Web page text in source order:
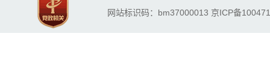
网站标识码：bm37000013 京ICP备